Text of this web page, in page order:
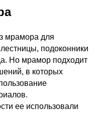
мрамора для
подоконники
Но мрамор подходит
в которых
ее использовали